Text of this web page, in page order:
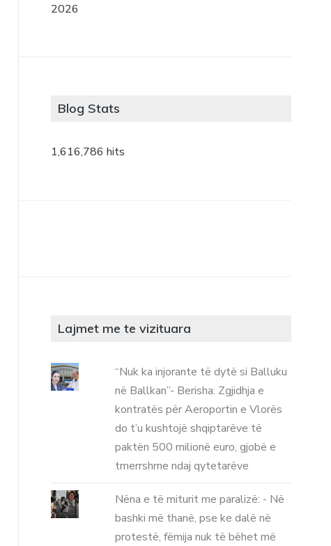
2026
Blog Stats
1,616,786 hits
Lajmet me te vizituara
“Nuk ka injorante të dytë si Balluku
në Ballkan”- Berisha: Zgjidhja e
kontratës për Aeroportin e Vlorës
do t’u kushtojë shqiptarëve të
paktën 500 milionë euro, gjobë e
tmerrshme ndaj qytetarëve
Nëna e të miturit me paralizë: - Në
bashki më thanë, pse ke dalë në
protestë, fëmija nuk të bëhet më